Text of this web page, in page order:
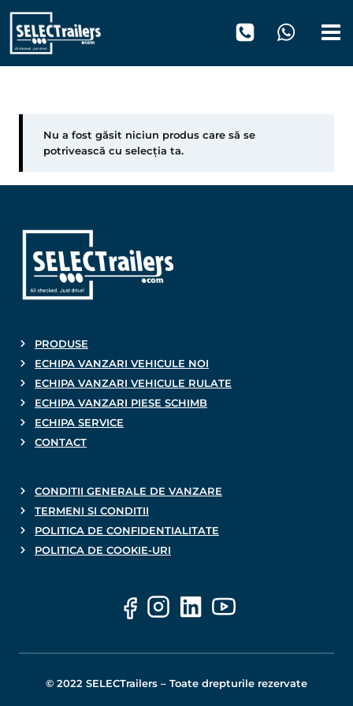
content
Nu a fost găsit niciun produs care să se
potrivească cu selecția ta.
PRODUSE
ECHIPA VANZARI VEHICULE NOI
ECHIPA VANZARI VEHICULE RULATE
ECHIPA VANZARI PIESE SCHIMB
ECHIPA SERVICE
CONTACT
CONDITII GENERALE DE VANZARE
TERMENI SI CONDITII
POLITICA DE CONFIDENTIALITATE
POLITICA DE COOKIE-URI
© 2022 SELECTrailers – Toate drepturile rezervate